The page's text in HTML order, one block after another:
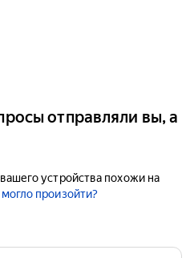
отправляли вы, а
устройства похожи на
произойти?